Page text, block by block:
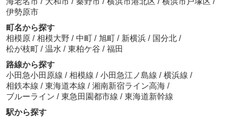
伊勢原市
町名から探す
相模原 / 相模大野 / 中町 / 旭町 / 新横浜 / 国分北 /
松が枝町 / 温水 / 東柏ケ谷 / 福田
路線から探す
小田急小田原線 / 相模線 / 小田急江ノ島線 / 横浜線 /
相鉄本線 / 東海道本線 / 湘南新宿ライン高海 /
ブルーライン / 東急田園都市線 / 東海道新幹線
駅から探す